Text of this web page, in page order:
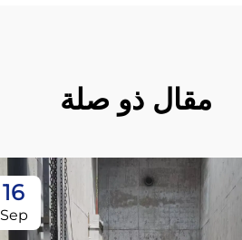
مقال ذو صلة
16
Sep